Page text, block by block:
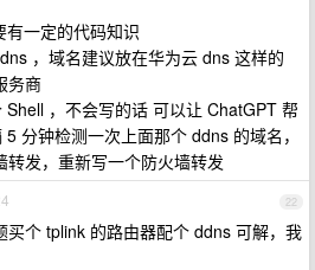
一定的代码知识
，域名建议放在华为云 dns 这样的
务商
，不会写的话 可以让 ChatGPT 帮
分钟检测一次上面那个 ddns 的域名，
发，重新写一个防火墙转发
22
买个 tplink 的路由器配个 ddns 可解，我